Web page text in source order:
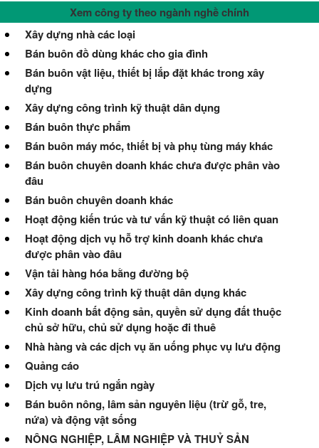
Xem công ty theo ngành nghề chính
Xây dựng nhà các loại
Bán buôn đồ dùng khác cho gia đình
Bán buôn vật liệu, thiết bị lắp đặt khác trong xây
dựng
Xây dựng công trình kỹ thuật dân dụng
Bán buôn thực phẩm
Bán buôn máy móc, thiết bị và phụ tùng máy khác
Bán buôn chuyên doanh khác chưa được phân vào
đâu
Bán buôn chuyên doanh khác
Hoạt động kiến trúc và tư vấn kỹ thuật có liên quan
Hoạt động dịch vụ hỗ trợ kinh doanh khác chưa
được phân vào đâu
Vận tải hàng hóa bằng đường bộ
Xây dựng công trình kỹ thuật dân dụng khác
Kinh doanh bất động sản, quyền sử dụng đất thuộc
chủ sở hữu, chủ sử dụng hoặc đi thuê
Nhà hàng và các dịch vụ ăn uống phục vụ lưu động
Quảng cáo
Dịch vụ lưu trú ngắn ngày
Bán buôn nông, lâm sản nguyên liệu (trừ gỗ, tre,
nứa) và động vật sống
NÔNG NGHIỆP, LÂM NGHIỆP VÀ THUỶ SẢN